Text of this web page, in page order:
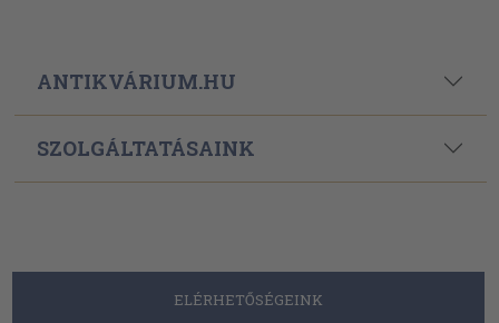
ANTIKVÁRIUM.HU
SZOLGÁLTATÁSAINK
ELÉRHETŐSÉGEINK